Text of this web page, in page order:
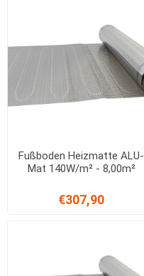
Fußboden Heizmatte ALU-
Mat 140W/m² - 8,00m²
€307,90